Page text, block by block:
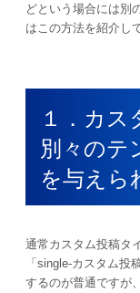
どという場合には別
はこの方法を紹介し
１．カス
別々のテ
を与えら
通常カスタム投稿タ
「single-カスタム投
するのが普通ですが